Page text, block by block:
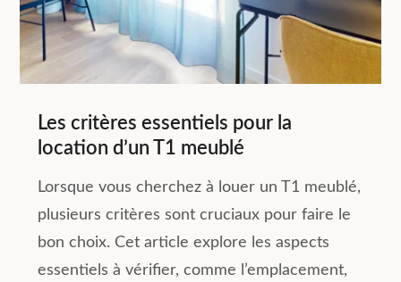
Les critères essentiels pour la
location d’un T1 meublé
Lorsque vous cherchez à louer un T1 meublé,
plusieurs critères sont cruciaux pour faire le
bon choix. Cet article explore les aspects
essentiels à vérifier, comme l’emplacement,